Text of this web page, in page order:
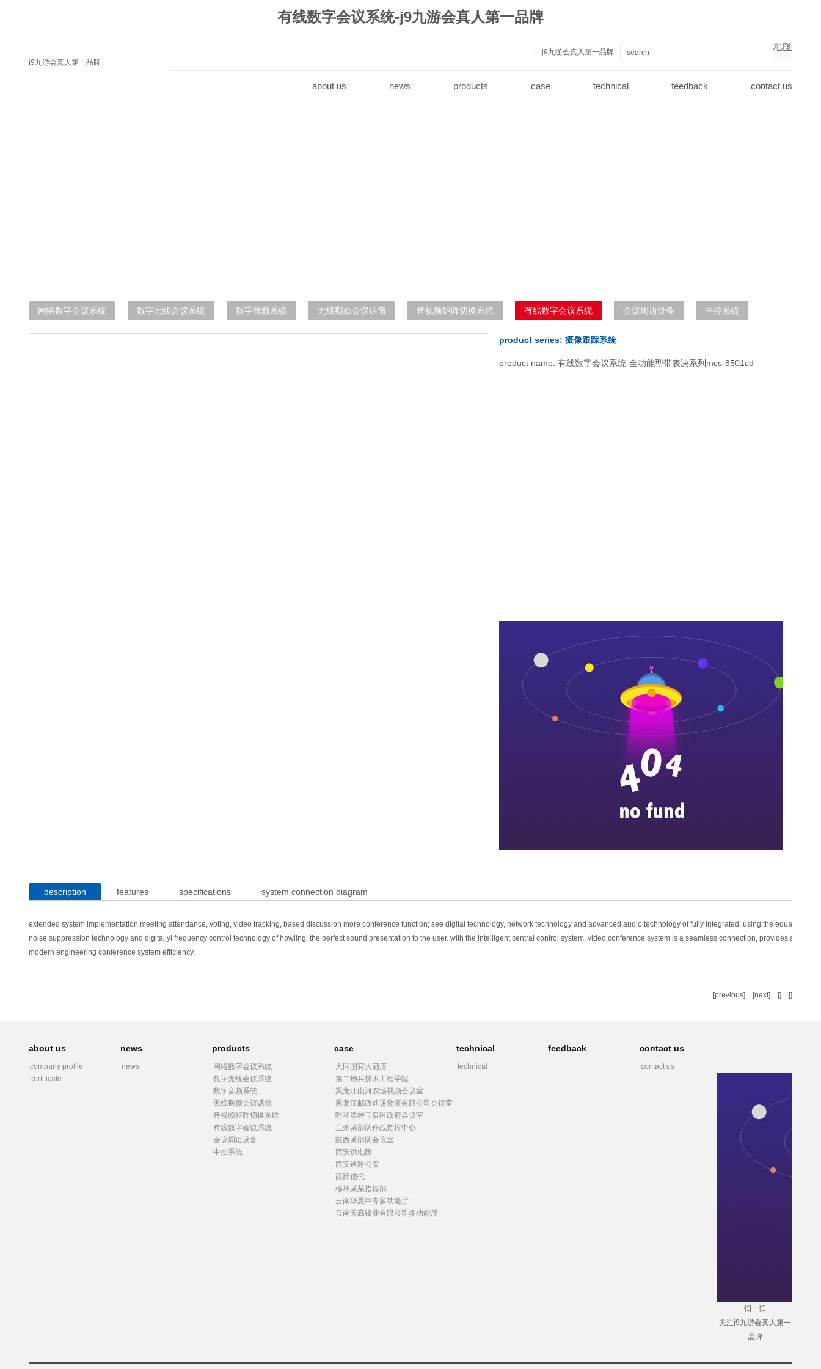
有线数字会议系统-j9九游会真人第一品牌
j9九游会真人第一品牌
j9九游会真人第一品牌
contact us
feedback
technical
case
products
news
about us
网络数字会议系统 数字无线会议系统 数字音频系统 无线鹅颈会议话筒 音视频矩阵切换系统 有线数字会议系统 会议周边设备 中控系统
product series: 摄像跟踪系统
product name: 有线数字会议系统-全功能型带表决系列mcs-8501cd
description features specifications system connection diagram
extended system implementation meeting attendance, voting, video tracking, based discussion more conference function; see digital technology, network technology and advanced audio technology of fully integrated. using the equalizer
noise suppression technology and digital yi frequency control technology of howling, the perfect sound presentation to the user. with the intelligent central control system, video conference system is a seamless connection, provides a
modern engineering conference system efficiency.
[previous] [next] [] []
about us
company profile
certificate
news
news
products
网络数字会议系统
数字无线会议系统
数字音频系统
无线鹅颈会议话筒
音视频矩阵切换系统
有线数字会议系统
会议周边设备
中控系统
case
大同国宾大酒店
第二炮兵技术工程学院
黑龙江山河农场视频会议室
黑龙江邮政速递物流有限公司会议室
呼和浩特玉泉区政府会议室
兰州某部队作战指挥中心
陕西某部队会议室
西安供电段
西安铁路公安
西部信托
榆林某某指挥部
云南华夏中专多功能厅
云南天高镍业有限公司多功能厅
technical
technical
feedback contact us
contact us
扫一扫
关注j9九游会真人第一
品牌